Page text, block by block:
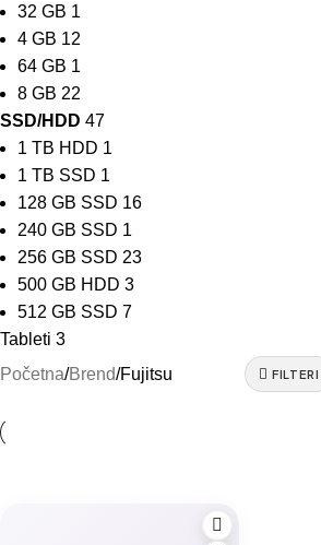
32 GB 1
4 GB 12
64 GB 1
8 GB 22
SSD/HDD 47
1 TB HDD 1
1 TB SSD 1
128 GB SSD 16
240 GB SSD 1
256 GB SSD 23
500 GB HDD 3
512 GB SSD 7
Tableti 3
Početna Brend Fujitsu FILTERI